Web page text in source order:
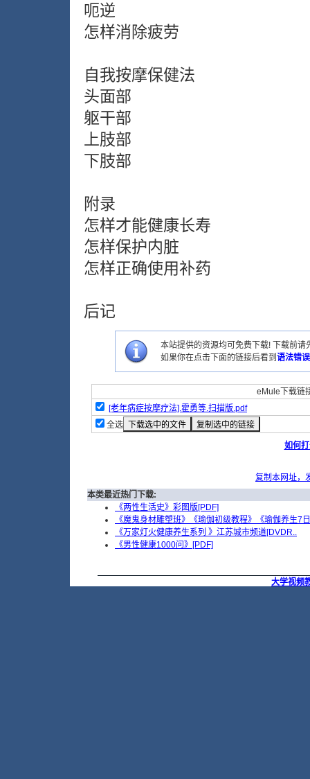
呃逆
怎样消除疲劳
自我按摩保健法
头面部
躯干部
上肢部
下肢部
附录
怎样才能健康长寿
怎样保护内脏
怎样正确使用补药
后记
本站提供的资源均可免费下载! 下载前
如果你在点击下面的链接后看到 语法错误
eMule下载链
[老年病症按摩疗法].霍勇等.扫描版.pdf
全选
如何
复制本网址，
本类最近热门下载:
《两性生活史》彩图版[PDF]
《魔鬼身材雕塑班》《瑜伽初级教程》《瑜伽养生7
《万家灯火健康养生系列 》江苏城市频道[DVDR..
《男性健康1000问》[PDF]
大学视频